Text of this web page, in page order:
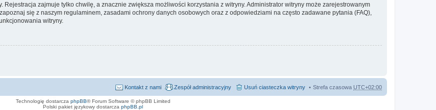
zajmuje tylko chwilę, a znacznie zwiększa możliwości korzystania z witryny. Administrator witryny może zarejestrowanym
się z naszym regulaminem, zasadami ochrony danych osobowych oraz z odpowiedziami na często zadawane pytania (FAQ),
witryny.
Strefa czasowa UTC+02:00
Usuń ciasteczka witryny
Zespół administracyjny
Kontakt z nami
Technologię dostarcza phpBB® Forum Software © phpBB Limited
Polski pakiet językowy dostarcza phpBB.pl